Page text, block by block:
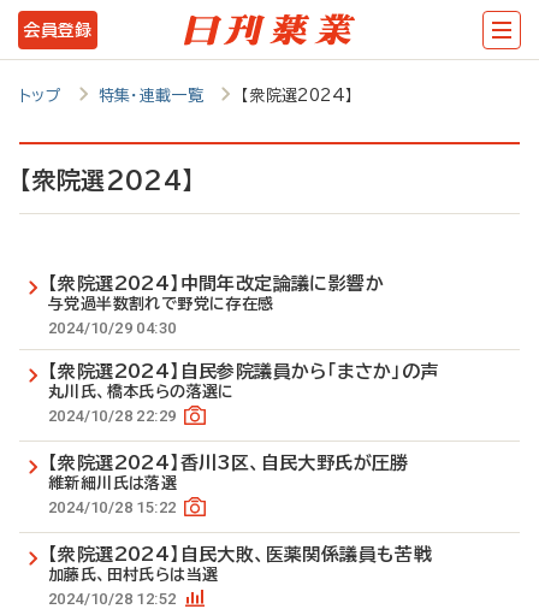
メ
イ
テ
会員登録
トップ 特集・連載一覧 【衆院選2024】
【衆院選2024】
【衆院選2024】中間年改定論議に影響か
与党過半数割れで野党に存在感
2024/10/29 04:30
【衆院選2024】自民参院議員から「まさか」の声
丸川氏、橋本氏らの落選に
2024/10/28 22:29
【衆院選2024】香川3区、自民大野氏が圧勝
維新細川氏は落選
2024/10/28 15:22
【衆院選2024】自民大敗、医薬関係議員も苦戦
加藤氏、田村氏らは当選
2024/10/28 12:52